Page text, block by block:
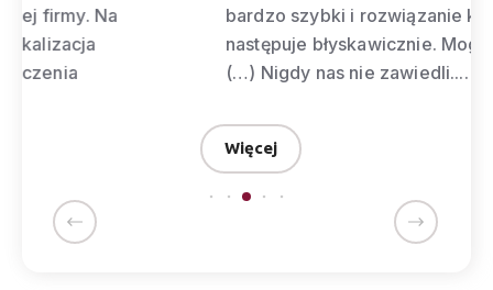
bardzo szybki i rozwiązanie każdego problemu
następuje błyskawicznie. Mogę śmiało polecić
(…) Nigdy nas nie zawiedli....więcej
Więcej